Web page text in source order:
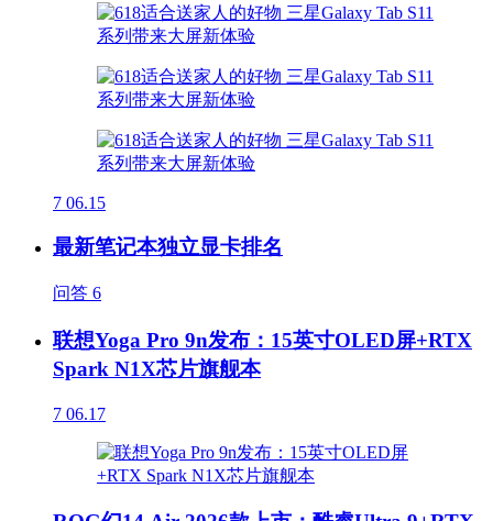
7 06.15
最新笔记本独立显卡排名
问答 6
联想Yoga Pro 9n发布：15英寸OLED屏+RTX
Spark N1X芯片旗舰本
7 06.17